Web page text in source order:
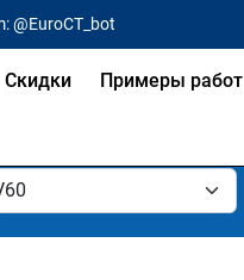
@EuroCT_bot
Скидки Примеры работ